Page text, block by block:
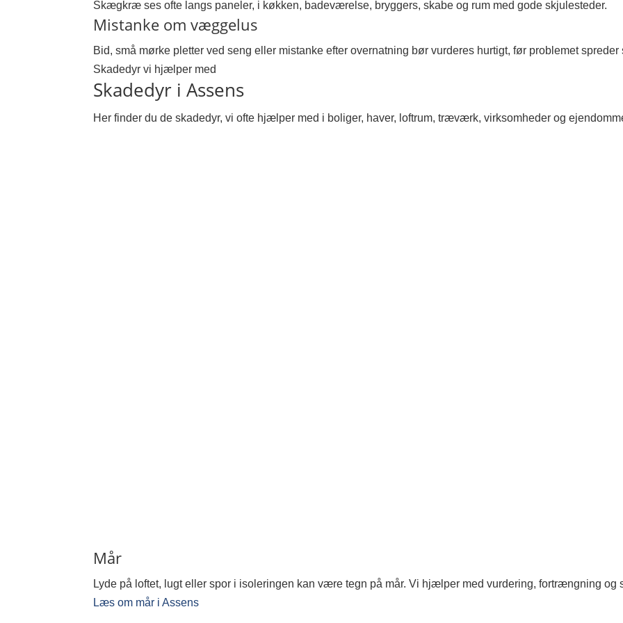
Skægkræ ses ofte langs paneler, i køkken, badeværelse, bryggers, skabe og rum med gode skjulesteder.
Mistanke om væggelus
Bid, små mørke pletter ved seng eller mistanke efter overnatning bør vurderes hurtigt, før problemet spreder
Skadedyr vi hjælper med
Skadedyr i Assens
Her finder du de skadedyr, vi ofte hjælper med i boliger, haver, loftrum, træværk, virksomheder og
Mår
Lyde på loftet, lugt eller spor i isoleringen kan være tegn på mår. Vi hjælper med vurdering, fortrængning og
Læs om mår i Assens